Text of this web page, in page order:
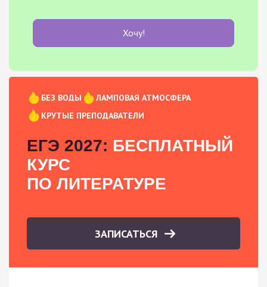
Хочу!
БЕЗ ВОДЫ
ЛАМПОВАЯ АТМОСФЕРА
КРУТЫЕ ПРЕПОДАВАТЕЛИ
ЕГЭ 2027: БЕСПЛАТНЫЙ
КУРС
ПО ЛИТЕРАТУРЕ
ЗАПИСАТЬСЯ